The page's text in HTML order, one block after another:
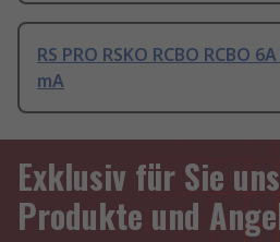
RS PRO RSKO RCBO RCBO
mA
Exklusiv für Sie
Produkte und